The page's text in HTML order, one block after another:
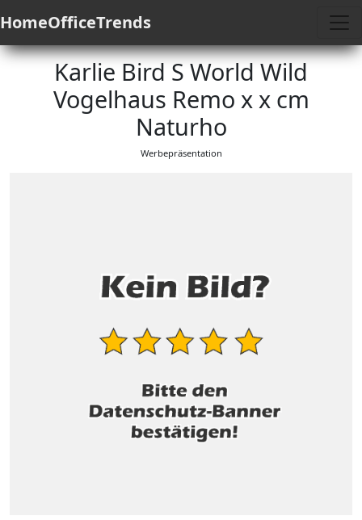
HomeOfficeTrends
Karlie Bird S World Wild
Vogelhaus Remo x x cm
Naturho
Werbepräsentation